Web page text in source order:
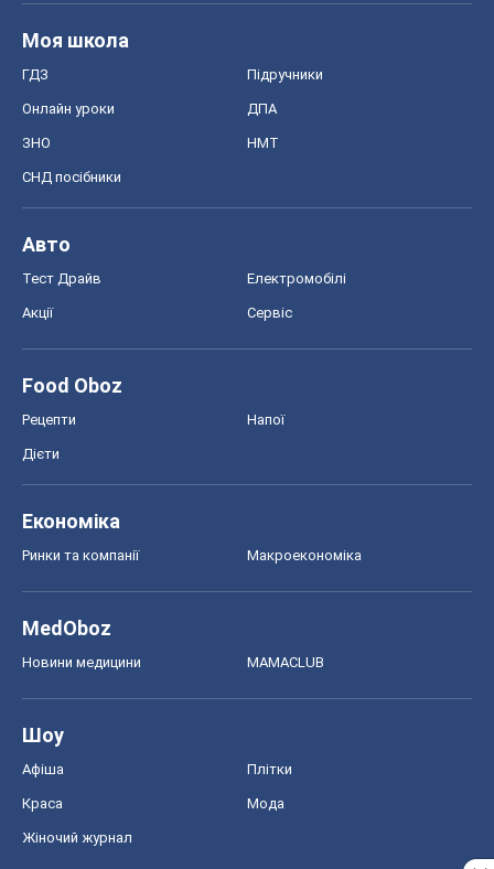
Моя школа
ГДЗ Підручники
Онлайн уроки ДПА
ЗНО НМТ
СНД посібники
Авто
Тест Драйв Електромобілі
Акції Сервіс
Food Oboz
Рецепти Напої
Дієти
Економіка
Ринки та компанії Макроекономіка
MedOboz
Новини медицини MAMACLUB
Шоу
Афіша Плітки
Краса Мода
Жіночий журнал